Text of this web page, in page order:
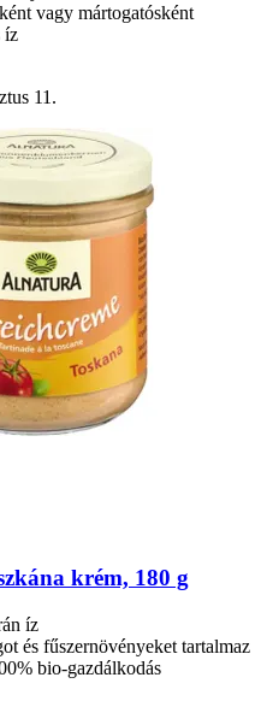
vagy mártogatósként
íz
11.
krém, 180 g
íz
és fűszernövényeket tartalmaz
bio-gazdálkodás